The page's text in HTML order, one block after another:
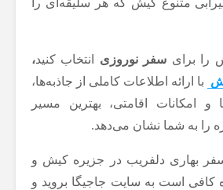
متنوع کیش که هر سلیقه‌ای را
را برای سفر نوروزی انتخاب کنید،
با ارائه اطلاعات کاملی از جاذبه‌ها،
و امکانات اقامتی، بهترین مسیر
را به شما نشان می‌دهد.
بهاری دلفریب در جزیره کیش و
کافی است به سایت جاجیگا بروید و